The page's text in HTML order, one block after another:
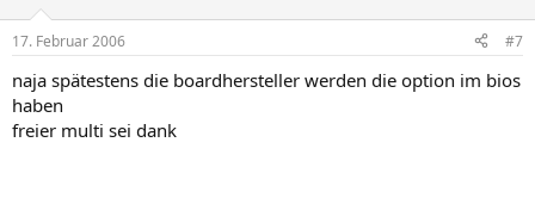
17. Februar 2006 #7
naja spätestens die boardhersteller werden die option im bios
haben
freier multi sei dank